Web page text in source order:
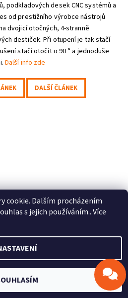
podkladových desek CNC systémů a
od prestižního výrobce nástrojů
dvojicí otočných, 4-stranně
destiček. Při otupení je tak stačí
stačí otočit o 90 ° a jednoduše
Další info zde
DALŠÍ ČLÁNEK
| Stepcraft CZ
všechna práva vyhrazena
Shoptet
cookie. Dalším procházením
s jejich používáním.. Více